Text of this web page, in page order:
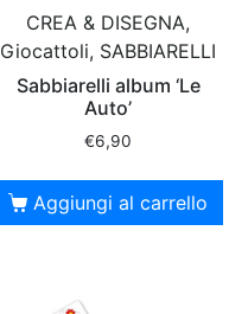
CREA & DISEGNA,
Giocattoli, SABBIARELLI
Sabbiarelli album ‘Le
Auto’
€6,90
Aggiungi al carrello